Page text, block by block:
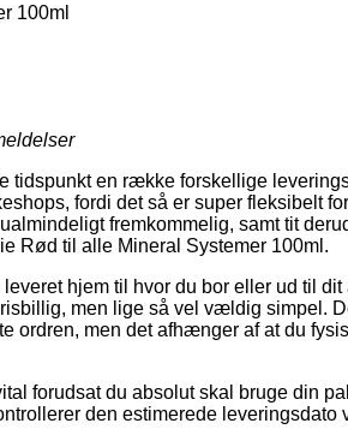
100ml
tidspunkt en række forskellige
fordi det så er super fleksibelt
fremkommelig, samt tit
Rød til alle Mineral Systemer 100ml.
hjem til hvor du bor eller ud til
men lige så vel vældig simpel.
ordren, men det afhænger af at du
forudsat du absolut skal bruge din
den estimerede leveringsdato